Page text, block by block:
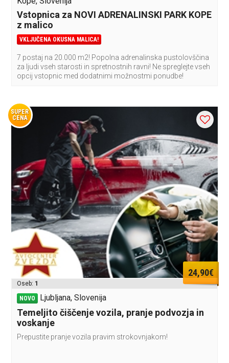
Vstopnica za NOVI ADRENALINSKI PARK KOPE
z malico
VKLJUČENA OKUSNA MALICA!
7 postaj na 20.000 m2! Popolna adrenalinska pustolovščina
za ljudi vseh starosti in spretnostnih ravni! Ne spreglejte vseh
opcij vstopnic med dodatnimi možnostmi ponudbe!
SUPER
CENA
24,90€
Oseb: 1
NOVO Ljubljana, Slovenija
Temeljito čiščenje vozila, pranje podvozja in
voskanje
Prepustite pranje vozila pravim strokovnjakom!